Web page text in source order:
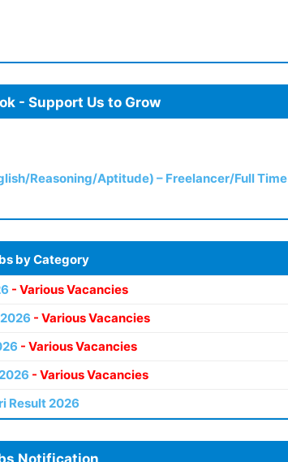
- Support Us to Grow
Reasoning/Aptitude) – Freelancer/Full Time
by Category
- Various Vacancies
- Various Vacancies
- Various Vacancies
- Various Vacancies
Result 2026
Notification